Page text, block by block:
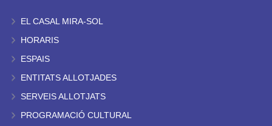
EL CASAL MIRA-SOL
HORARIS
ESPAIS
ENTITATS ALLOTJADES
SERVEIS ALLOTJATS
PROGRAMACIÓ CULTURAL